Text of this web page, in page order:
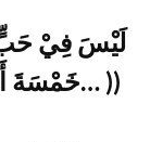
لَيْسَ فِيْ حَبٍّ
خَمْسَةَ أَوْسُقٍ…))